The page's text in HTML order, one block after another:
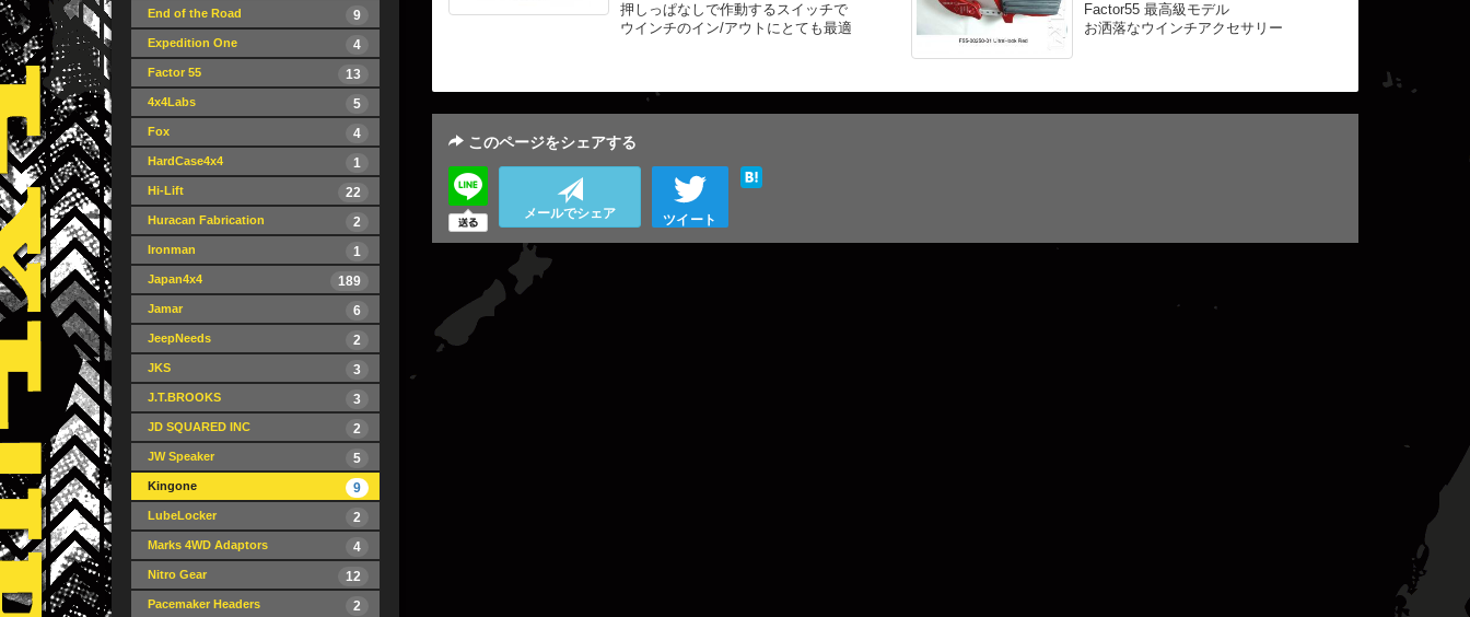
押しっぱなしで作動するスイッチで
ウインチのイン/アウトにとても最適
Factor55 最高級モデル
お洒落なウインチアクセサリー
このページをシェアする
メールでシェア ツイート
9
End of the Road
4
Expedition One
13
Factor 55
5
4x4Labs
4
Fox
1
HardCase4x4
22
Hi-Lift
2
Huracan Fabrication
1
Ironman
189
Japan4x4
6
Jamar
2
JeepNeeds
3
JKS
3
J.T.BROOKS
2
JD SQUARED INC
5
JW Speaker
9
Kingone
2
LubeLocker
4
Marks 4WD Adaptors
12
Nitro Gear
2
Pacemaker Headers